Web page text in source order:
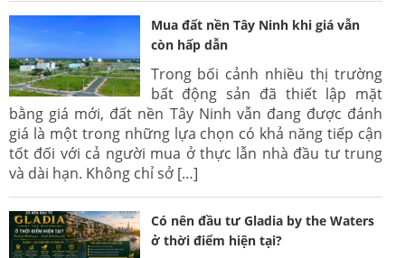
Mua đất nền Tây Ninh khi giá vẫn
còn hấp dẫn
Trong bối cảnh nhiều thị trường
bất động sản đã thiết lập mặt
bằng giá mới, đất nền Tây Ninh vẫn đang được đánh
giá là một trong những lựa chọn có khả năng tiếp cận
tốt đối với cả người mua ở thực lẫn nhà đầu tư trung
và dài hạn. Không chỉ sở […]
Có nên đầu tư Gladia by the Waters
ở thời điểm hiện tại?